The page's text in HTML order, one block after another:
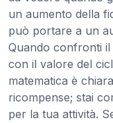
un aumento della
può portare a un
Quando confronti
con il valore del
matematica è
ricompense; stai
per la tua attività.